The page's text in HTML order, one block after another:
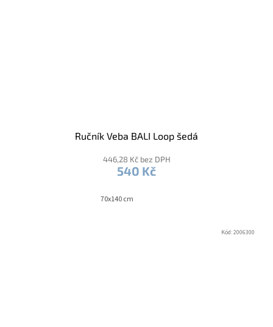
Ručník Veba BALI Loop šedá
446,28 Kč bez DPH
540 Kč
70x140 cm
Kód:2006300